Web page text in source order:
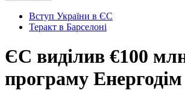
Вступ України в ЄС
Теракт в Барселоні
ЄС виділив €100
програму Енергодім